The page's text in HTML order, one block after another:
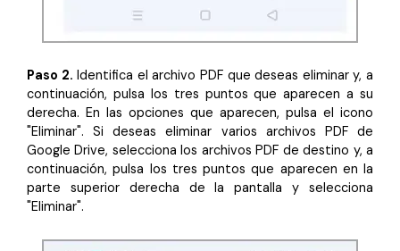
Paso 2. Identifica el archivo PDF que deseas eliminar y, a
continuación, pulsa los tres puntos que aparecen a su
derecha. En las opciones que aparecen, pulsa el icono
"Eliminar". Si deseas eliminar varios archivos PDF de
Google Drive, selecciona los archivos PDF de destino y, a
continuación, pulsa los tres puntos que aparecen en la
parte superior derecha de la pantalla y selecciona
"Eliminar".